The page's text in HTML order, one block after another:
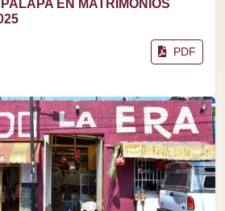
EN MATRIMONIOS
PDF